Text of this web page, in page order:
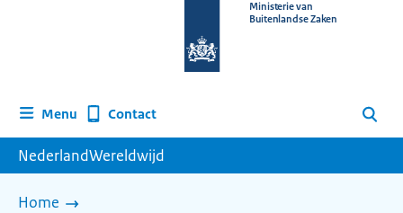
homepage
Ministerie van
Buitenlandse Zaken
Menu Contact Zoeken
NederlandWereldwijd
Home